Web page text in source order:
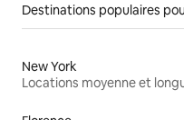
Destinations populaires
New York